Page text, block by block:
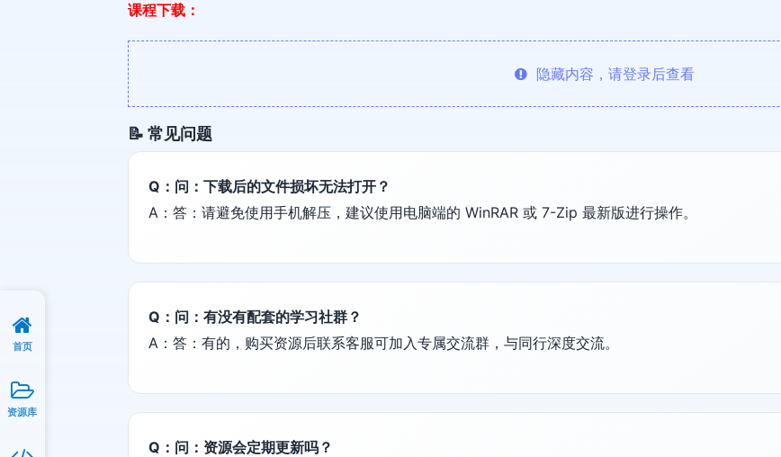
课程下载：
隐藏内容，请登录后查看
📝 常见问题
Q：问：下载后的文件损坏无法打开？
A：答：请避免使用手机解压，建议使用电脑端的 WinRAR 或 7-Zip 最新版进行操作。
Q：问：有没有配套的学习社群？
A：答：有的，购买资源后联系客服可加入专属交流群，与同行深度交流。
Q：问：资源会定期更新吗？
首页
资源库